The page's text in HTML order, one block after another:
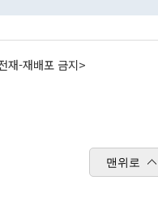
재-재배포 금지>
맨위로